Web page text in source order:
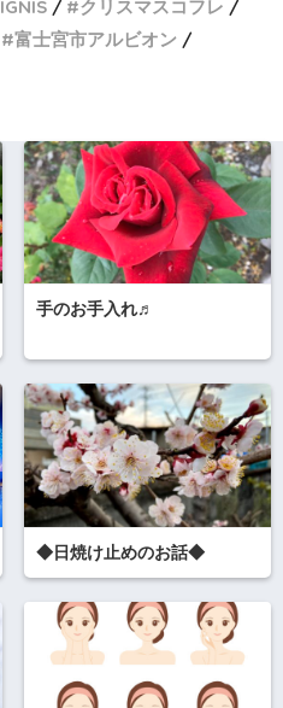
IGNIS
クリスマスコフレ
富士宮市アルビオン
手のお手入れ♬
◆日焼け止めのお話◆